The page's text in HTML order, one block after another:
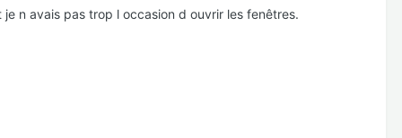
n avais pas trop l occasion d ouvrir les fenêtres.